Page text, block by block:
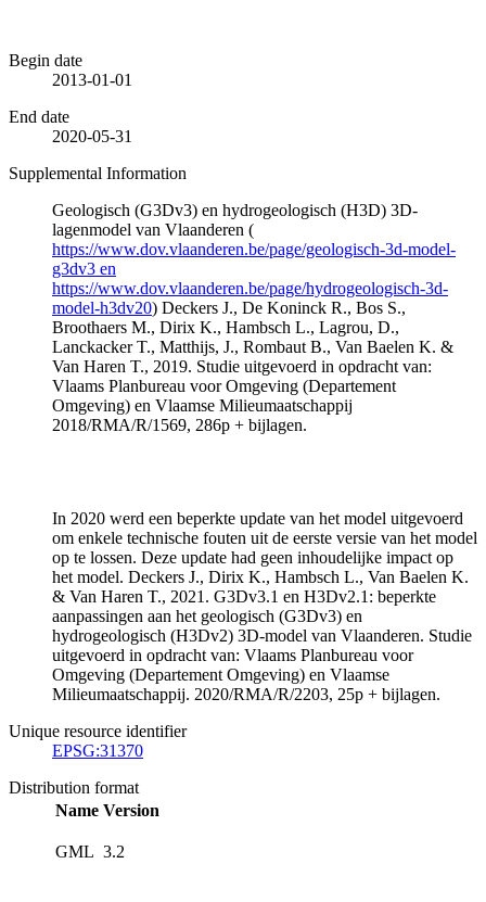
Begin date
2013-01-01
End date
2020-05-31
Supplemental Information
Geologisch (G3Dv3) en hydrogeologisch (H3D) 3D-
lagenmodel van Vlaanderen (
https://www.dov.vlaanderen.be/page/geologisch-3d-model-
g3dv3 en
https://www.dov.vlaanderen.be/page/hydrogeologisch-3d-
model-h3dv20) Deckers J., De Koninck R., Bos S.,
Broothaers M., Dirix K., Hambsch L., Lagrou, D.,
Lanckacker T., Matthijs, J., Rombaut B., Van Baelen K. &
Van Haren T., 2019. Studie uitgevoerd in opdracht van:
Vlaams Planbureau voor Omgeving (Departement
Omgeving) en Vlaamse Milieumaatschappij
2018/RMA/R/1569, 286p + bijlagen.
In 2020 werd een beperkte update van het model uitgevoerd
om enkele technische fouten uit de eerste versie van het model
op te lossen. Deze update had geen inhoudelijke impact op
het model. Deckers J., Dirix K., Hambsch L., Van Baelen K.
& Van Haren T., 2021. G3Dv3.1 en H3Dv2.1: beperkte
aanpassingen aan het geologisch (G3Dv3) en
hydrogeologisch (H3Dv2) 3D-model van Vlaanderen. Studie
uitgevoerd in opdracht van: Vlaams Planbureau voor
Omgeving (Departement Omgeving) en Vlaamse
Milieumaatschappij. 2020/RMA/R/2203, 25p + bijlagen.
Unique resource identifier
EPSG:31370
Distribution format
Name Version
GML 3.2